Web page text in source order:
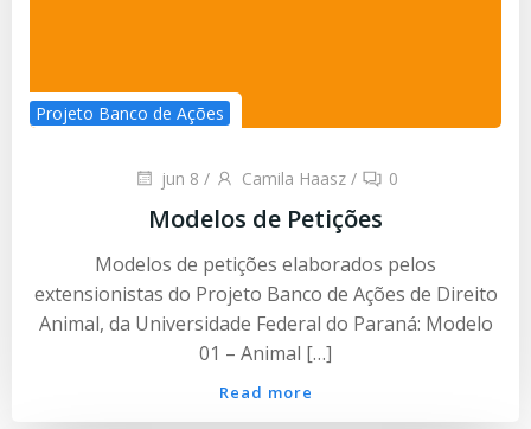
Projeto Banco de Ações
jun 8 / Camila Haasz / 0
Modelos de Petições
Modelos de petições elaborados pelos
extensionistas do Projeto Banco de Ações de Direito
Animal, da Universidade Federal do Paraná: Modelo
01 – Animal […]
Read more